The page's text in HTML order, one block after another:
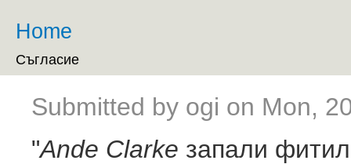
You are here
Home
Съгласие
Submitted by ogi on Mon,
"Ande Clarke запали